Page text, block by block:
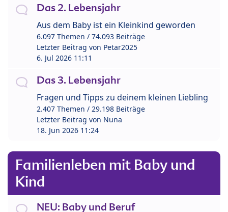
Das 2. Lebensjahr
Aus dem Baby ist ein Kleinkind geworden
6.097 Themen / 74.093 Beiträge
Letzter Beitrag von Petar2025
6. Jul 2026 11:11
Das 3. Lebensjahr
Fragen und Tipps zu deinem kleinen Liebling
2.407 Themen / 29.198 Beiträge
Letzter Beitrag von Nuna
18. Jun 2026 11:24
Familienleben mit Baby und
Kind
NEU: Baby und Beruf